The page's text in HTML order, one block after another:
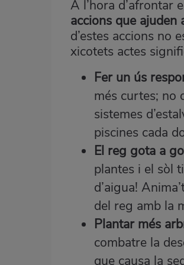
A l’hora d’afrontar
accions que ajuden
d’estes accions no
xicotets actes
Fer un ús
més curtes; no
sistemes
piscines cada
El reg gota a
plantes i el sòl
d’aigua!
del reg amb la
Plantar més
combatre la
que causa la